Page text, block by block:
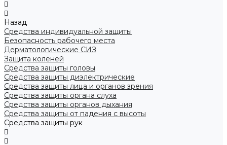
Назад
Средства индивидуальной защиты
Безопасность рабочего места
Дерматологические СИЗ
Защита коленей
Средства защиты головы
Средства защиты диэлектрические
Средства защиты лица и органов зрения
Средства защиты органа слуха
Средства защиты органов дыхания
Средства защиты от падения с высоты
Средства защиты рук